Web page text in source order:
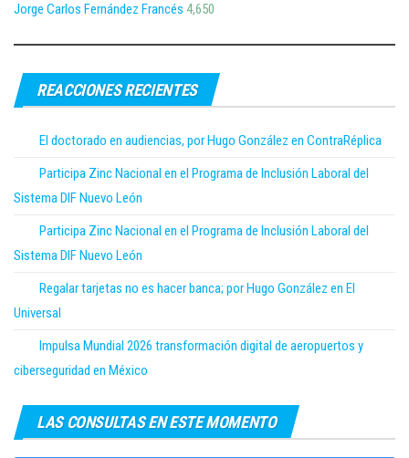
Jorge Carlos Fernández Francés 4,650
REACCIONES RECIENTES
El doctorado en audiencias, por Hugo González en ContraRéplica
Participa Zinc Nacional en el Programa de Inclusión Laboral del
Sistema DIF Nuevo León
Participa Zinc Nacional en el Programa de Inclusión Laboral del
Sistema DIF Nuevo León
Regalar tarjetas no es hacer banca; por Hugo González en El
Universal
Impulsa Mundial 2026 transformación digital de aeropuertos y
ciberseguridad en México
LAS CONSULTAS EN ESTE MOMENTO